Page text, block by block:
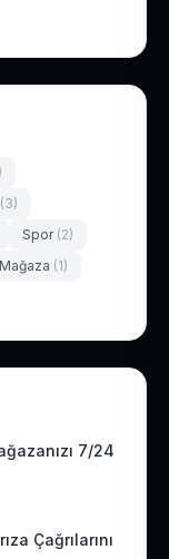
(3)
Spor (2)
Mağaza (1)
7/24
Çağrılarını